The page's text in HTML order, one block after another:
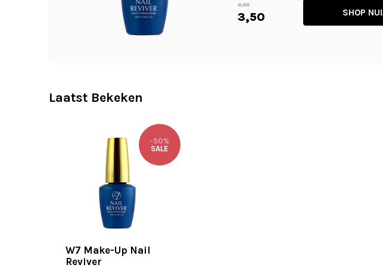
6,99
3,50 SHOP NU!
Laatst Bekeken
W7 Make-Up Nail
Reviver
-50%
SALE